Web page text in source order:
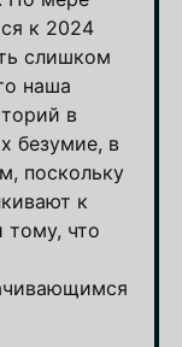
к 2024
слишком
наша
в
безумие, в
поскольку
к
тому, что